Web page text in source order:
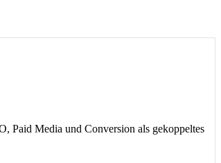
Paid Media und Conversion als gekoppeltes